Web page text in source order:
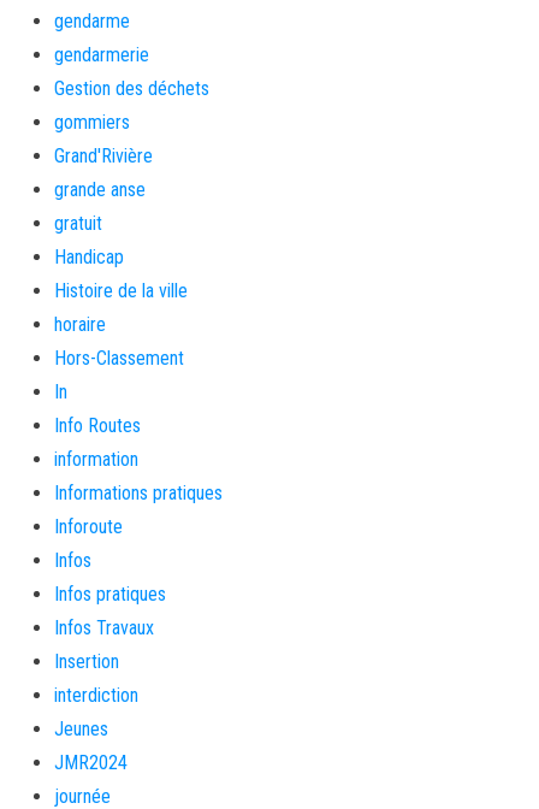
gendarme
gendarmerie
Gestion des déchets
gommiers
Grand'Rivière
grande anse
gratuit
Handicap
Histoire de la ville
horaire
Hors-Classement
In
Info Routes
information
Informations pratiques
Inforoute
Infos
Infos pratiques
Infos Travaux
Insertion
interdiction
Jeunes
JMR2024
journée